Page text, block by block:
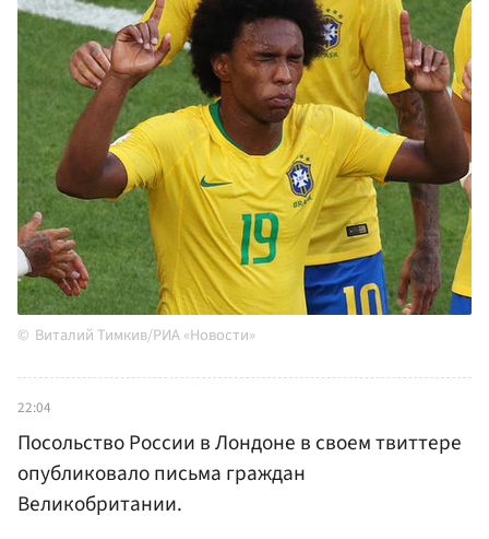
Виталий Тимкив/РИА «Новости»
22:04
Посольство России в Лондоне в своем твиттере
опубликовало письма граждан
Великобритании.